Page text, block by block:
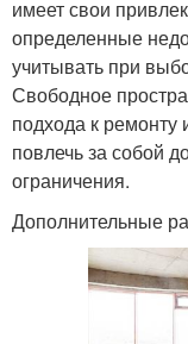
имеет свои
определенные
учитывать при
Свободное
подхода к
повлечь за собой
ограничения.
Дополнительные